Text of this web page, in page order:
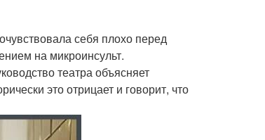
себя плохо перед
на микроинсульт.
театра объясняет
это отрицает и говорит, что